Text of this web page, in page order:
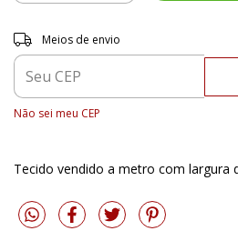
Entregas para o CEP:
Meios de envio
Não sei meu CEP
Tecido vendido a metro com largura